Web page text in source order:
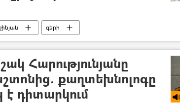
գերի
Հարությունյանը
քաղտեխնոլոգը
դիտարկում